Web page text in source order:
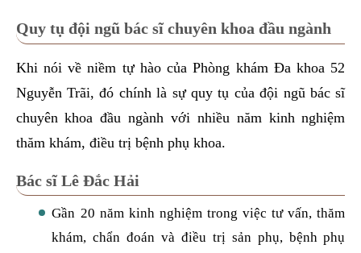
Quy tụ đội ngũ bác sĩ chuyên khoa đầu ngành
Khi nói về niềm tự hào của Phòng khám Đa khoa 52
Nguyễn Trãi, đó chính là sự quy tụ của đội ngũ bác sĩ
chuyên khoa đầu ngành với nhiều năm kinh nghiệm
thăm khám, điều trị bệnh phụ khoa.
Bác sĩ Lê Đắc Hải
Gần 20 năm kinh nghiệm trong việc tư vấn, thăm
khám, chẩn đoán và điều trị sản phụ, bệnh phụ